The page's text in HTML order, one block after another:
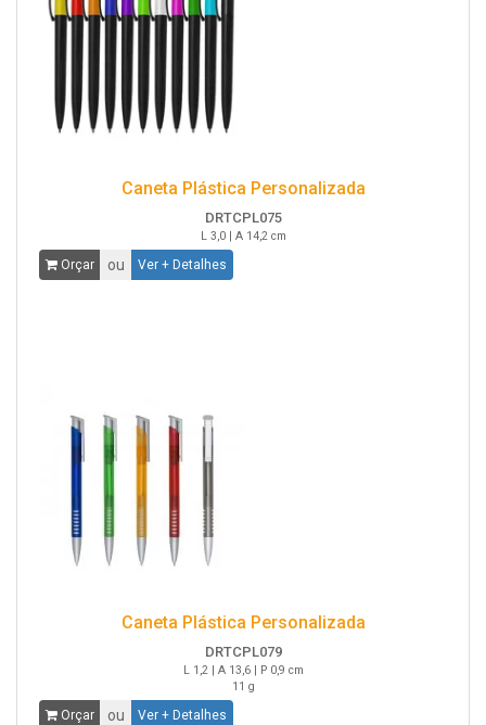
Caneta Plástica Personalizada
DRTCPL075
L 3,0 | A 14,2 cm
Orçar ou Ver + Detalhes
Caneta Plástica Personalizada
DRTCPL079
L 1,2 | A 13,6 | P 0,9 cm
11 g
Orçar ou Ver + Detalhes